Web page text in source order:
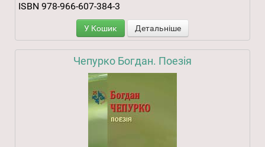
ISBN 978-966-607-384-3
У Кошик Детальніше
Чепурко Богдан. Поезія